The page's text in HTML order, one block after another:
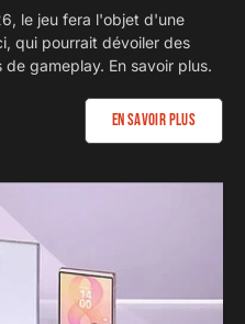
le jeu fera l'objet d'une
qui pourrait dévoiler des
gameplay. En savoir plus.
En savoir plus